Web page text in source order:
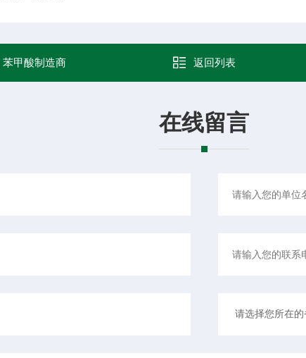
甲酸制造商 返回列表
在线留言